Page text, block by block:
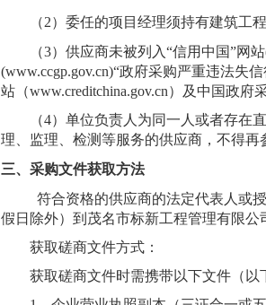
（2）委任的项目经理须持有建筑工
（3）供应商未被列入“信用中国”网站
(www.ccgp.gov.cn)“政府采购严重违法失
站（www.creditchina.gov.cn）及中国政府
（4）单位负责人为同一人或者存在
理、监理、检测等服务的供应商，不得再
三、采购文件获取方法
符合资格的供应商的法定代表人或
假日除外）到 茂名市标新工程管理有限公
获取磋商文件方式：
获取磋商文件时需携带以下文件（以